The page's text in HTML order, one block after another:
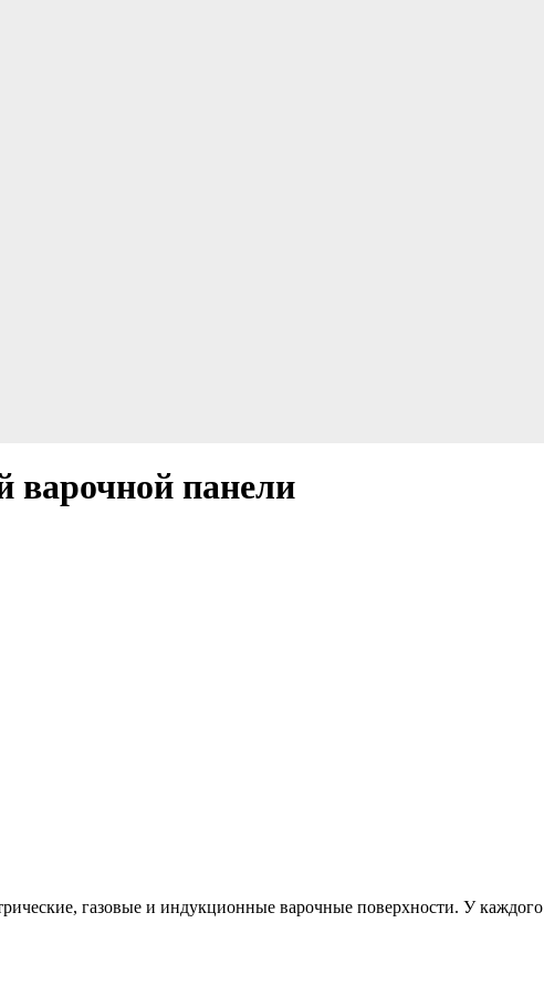
варочной панели
газовые и индукционные варочные поверхности. У каждого